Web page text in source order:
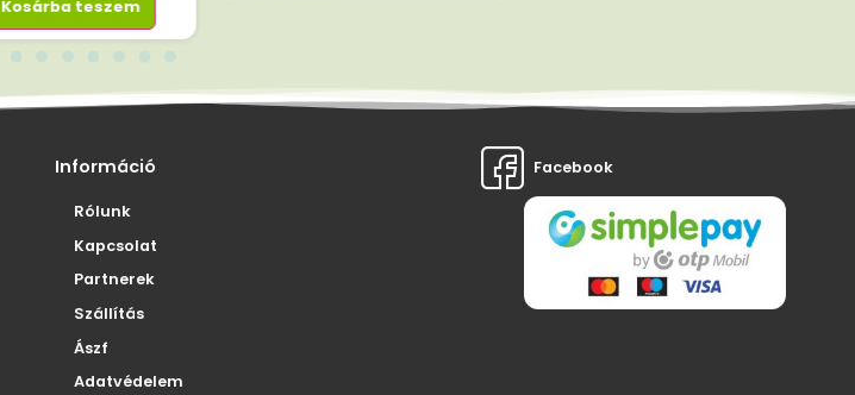
Kosárba teszem
Információ
Rólunk
Kapcsolat
Partnerek
Szállítás
Ászf
Adatvédelem
Facebook